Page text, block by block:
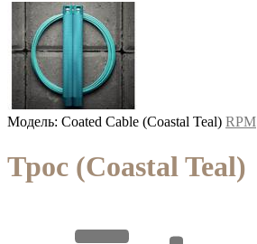
Модель: Coated Cable (Coastal Teal) RPM
Трос (Coastal Teal)